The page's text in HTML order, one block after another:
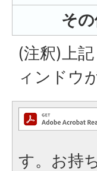
そ
(注釈)上
ィンドウ
す。お持